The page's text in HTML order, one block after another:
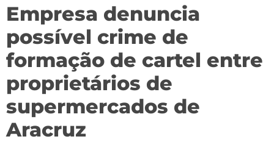
Empresa denuncia
possível crime de
formação de cartel entre
proprietários de
supermercados de
Aracruz